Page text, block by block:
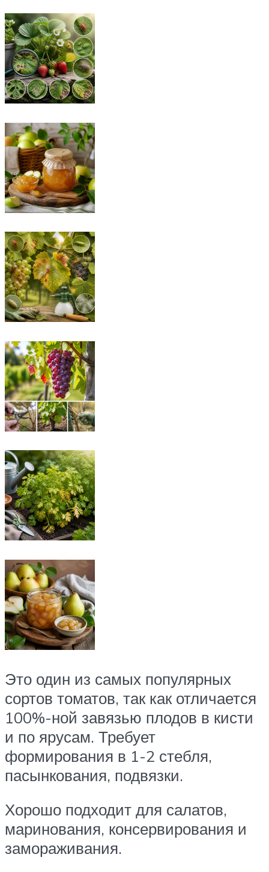
Это один из самых популярных
сортов томатов, так как отличается
100%-ной завязью плодов в кисти
и по ярусам. Требует
формирования в 1-2 стебля,
пасынкования, подвязки.
Хорошо подходит для салатов,
маринования, консервирования и
замораживания.